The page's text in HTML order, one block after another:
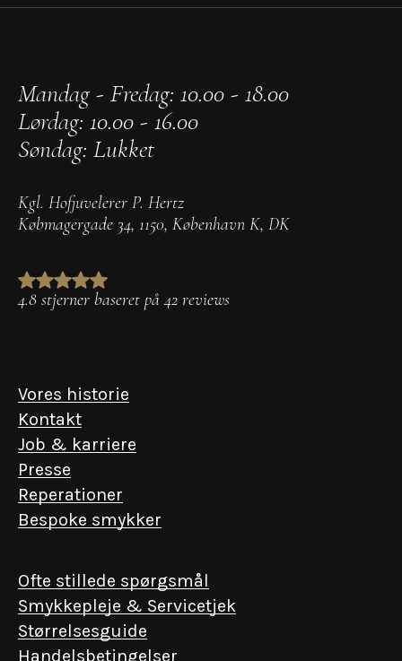
Mandag - Fredag: 10.00 - 18.00
Lørdag: 10.00 - 16.00
Søndag: Lukket
Kgl. Hofjuvelerer P. Hertz
Købmagergade 34, 1150, København K, DK
4.8 stjerner baseret på 42 reviews
Vores historie
Kontakt
Job & karriere
Presse
Reperationer
Bespoke smykker
Ofte stillede spørgsmål
Smykkepleje & Servicetjek
Størrelsesguide
Handelsbetingelser